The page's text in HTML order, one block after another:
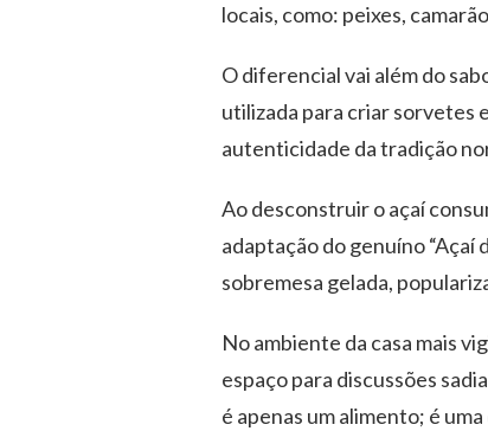
locais, como: peixes,
O diferencial vai além do
utilizada para criar sorvetes
autenticidade da tradição
Ao desconstruir o açaí
adaptação do genuíno “Açaí
sobremesa gelada,
No ambiente da casa mais
espaço para discussões
é apenas um alimento; é